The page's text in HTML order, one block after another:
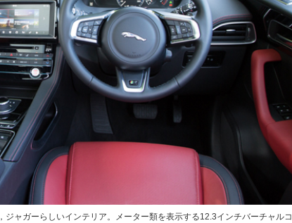
ャガーらしいインテリア。メーター類を表示する12.3インチバーチャルコ